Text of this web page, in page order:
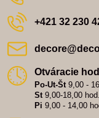
+421 32 230
Otváracie
Po-Ut-Št9,00 -
St9,00-18,00 hod.
Pi 9,00 - 14,00